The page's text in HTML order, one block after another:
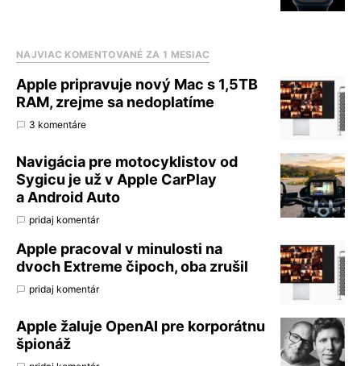
NAJVIAC KOMENTOVANÉ ZA 1 MESIAC
Apple pripravuje nový Mac s 1,5TB
RAM, zrejme sa nedoplatíme
3 komentáre
Navigácia pre motocyklistov od
Sygicu je už v Apple CarPlay
a Android Auto
pridaj komentár
Apple pracoval v minulosti na
dvoch Extreme čipoch, oba zrušil
pridaj komentár
Apple žaluje OpenAI pre korporátnu
špionáž